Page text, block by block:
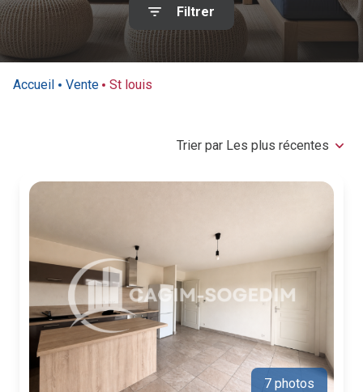
Contact
Filtrer
Accueil Vente St louis
Trier par Les plus récentes
7 photos